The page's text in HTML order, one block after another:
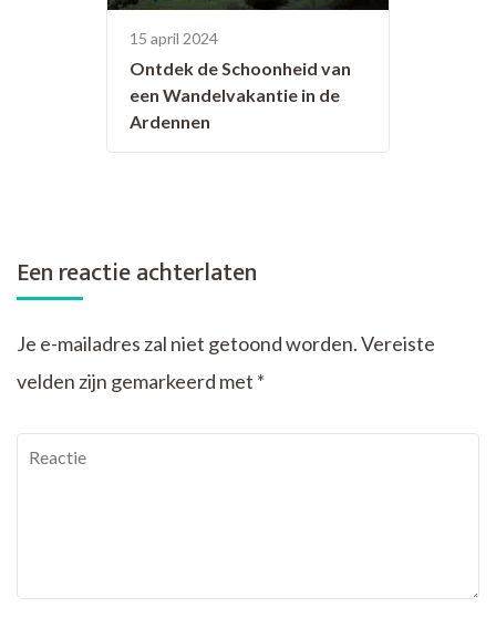
15 april 2024
Ontdek de Schoonheid van
een Wandelvakantie in de
Ardennen
Een reactie achterlaten
Je e-mailadres zal niet getoond worden.Vereiste
velden zijn gemarkeerd met *
Reactie